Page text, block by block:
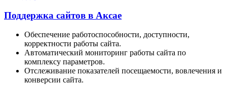
Поддержка сайтов в Аксае
Обеспечение работоспособности, доступности,
корректности работы сайта.
Автоматический мониторинг работы сайта по
комплексу параметров.
Отслеживание показателей посещаемости, вовлечения и
конверсии сайта.